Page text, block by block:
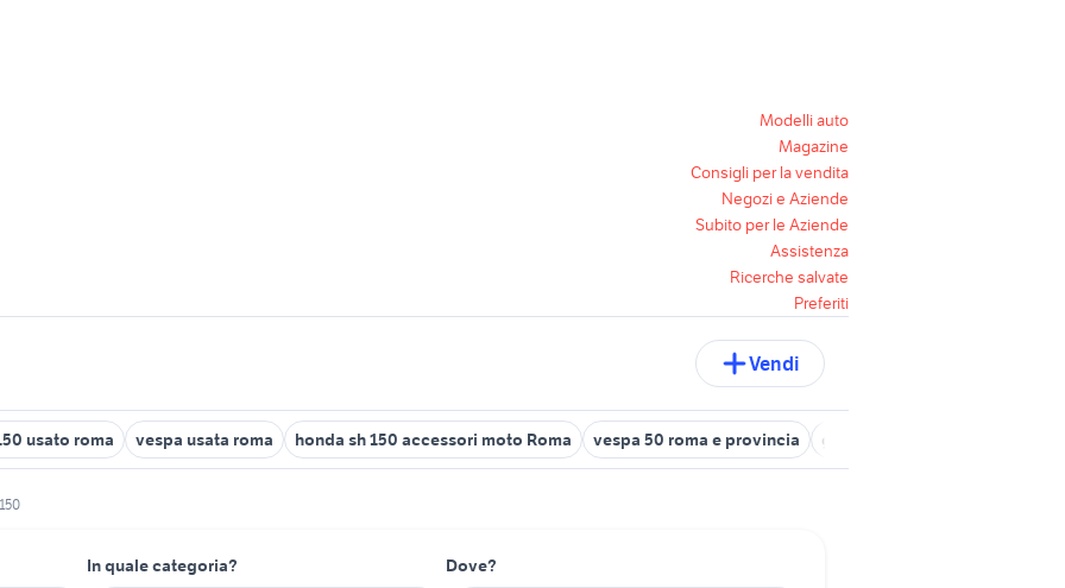
Modelli auto
Magazine
Consigli per la vendita
Negozi e Aziende
Subito per le Aziende
Assistenza
Ricerche salvate
Preferiti
Vendi
usato roma vespa usata roma honda sh 150 accessori moto Roma vespa 50 roma e provincia gilera 150 moto Lazio
In quale categoria? Dove?